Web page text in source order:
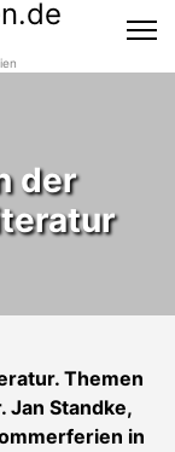
der
Themen
Jan Standke,
in